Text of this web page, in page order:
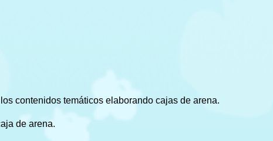
contenidos temáticos elaborando cajas de arena.
de arena.